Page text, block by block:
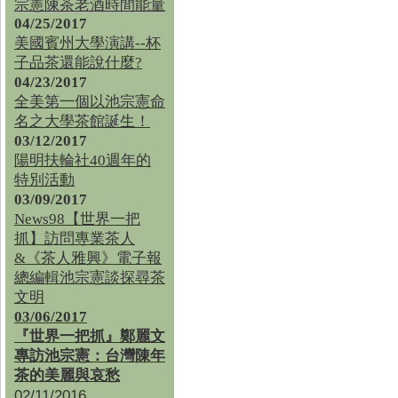
宗憲陳茶老酒時間能量
04/25/2017
美國賓州大學演講--杯
子品茶還能說什麼?
04/23/2017
全美第一個以池宗憲命
名之大學茶館誕生！
03/12/2017
陽明扶輪社40週年的
特別活動
03/09/2017
News98【世界一把
抓】訪問專業茶人
&《茶人雅興》電子報
總編輯池宗憲談探尋茶
文明
03/06/2017
『世界一把抓』鄭麗文
專訪池宗憲：台灣陳年
茶的美麗與哀愁